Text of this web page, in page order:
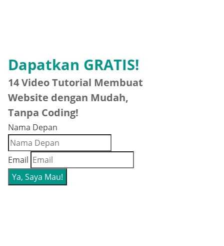
Dapatkan GRATIS!
14 Video Tutorial Membuat
Website dengan Mudah,
Tanpa Coding!
Nama Depan
Email